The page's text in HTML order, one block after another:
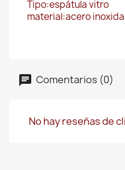
Tipo:espátula vitro
material:acero
Comentarios (0)
No hay reseñas de